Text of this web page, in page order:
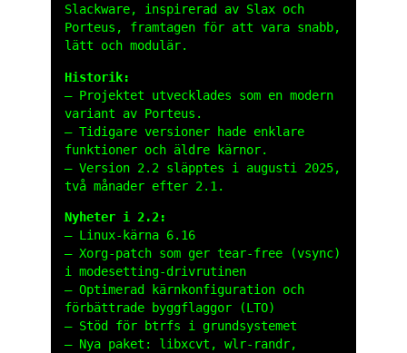
Slackware, inspirerad av Slax och
Porteus, framtagen för att vara snabb,
lätt och modulär.
Historik:
– Projektet utvecklades som en modern
variant av Porteus.
– Tidigare versioner hade enklare
funktioner och äldre kärnor.
– Version 2.2 släpptes i augusti 2025,
två månader efter 2.1.
Nyheter i 2.2:
– Linux-kärna 6.16
– Xorg-patch som ger tear-free (vsync)
i modesetting-drivrutinen
– Optimerad kärnkonfiguration och
förbättrade byggflaggor (LTO)
– Stöd för btrfs i grundsystemet
– Nya paket: libxcvt, wlr-randr,